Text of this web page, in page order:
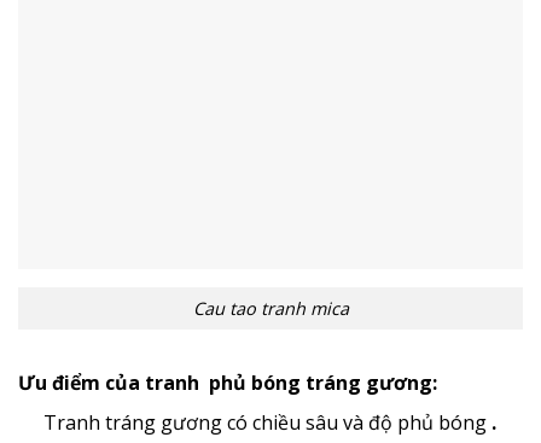
Cau tao tranh mica
Ưu điểm của tranh phủ bóng tráng gương:
Tranh tráng gương có chiều sâu và độ phủ bóng .